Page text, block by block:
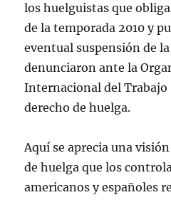
los huelguistas que
de la temporada 2010 y
eventual suspensión de
denunciaron ante la
Internacional del
derecho de huelga.
Aquí se aprecia una
de huelga que los
americanos y españoles